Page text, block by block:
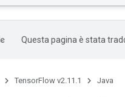
Questa pagina è stata
TensorFlow v2.11.1 Java